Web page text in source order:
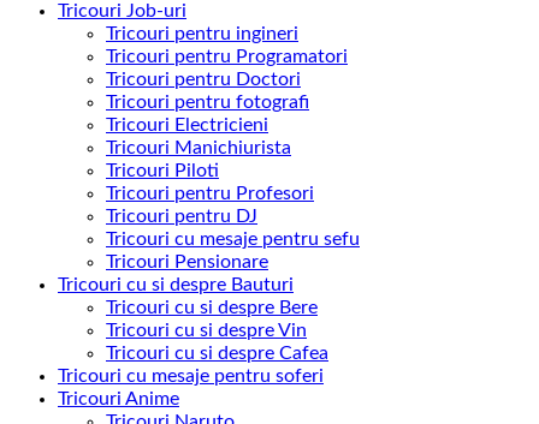
Tricouri Job-uri
Tricouri pentru ingineri
Tricouri pentru Programatori
Tricouri pentru Doctori
Tricouri pentru fotografi
Tricouri Electricieni
Tricouri Manichiurista
Tricouri Piloti
Tricouri pentru Profesori
Tricouri pentru DJ
Tricouri cu mesaje pentru sefu
Tricouri Pensionare
Tricouri cu si despre Bauturi
Tricouri cu si despre Bere
Tricouri cu si despre Vin
Tricouri cu si despre Cafea
Tricouri cu mesaje pentru soferi
Tricouri Anime